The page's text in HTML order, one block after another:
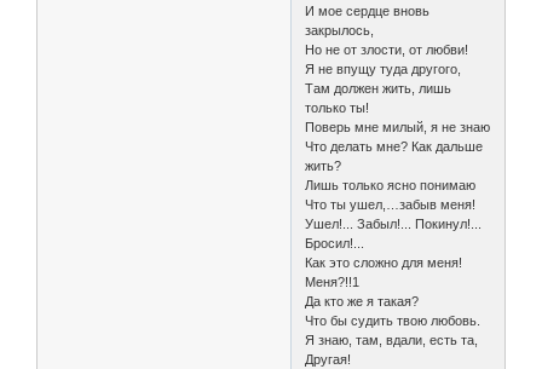
И мое сердце вновь
закрылось,
Но не от злости, от любви!
Я не впущу туда другого,
Там должен жить, лишь
только ты!
Поверь мне милый, я не знаю
Что делать мне? Как дальше
жить?
Лишь только ясно понимаю
Что ты ушел,…забыв меня!
Ушел!... Забыл!... Покинул!...
Бросил!...
Как это сложно для меня!
Меня?!!1
Да кто же я такая?
Что бы судить твою любовь.
Я знаю, там, вдали, есть та,
Другая!